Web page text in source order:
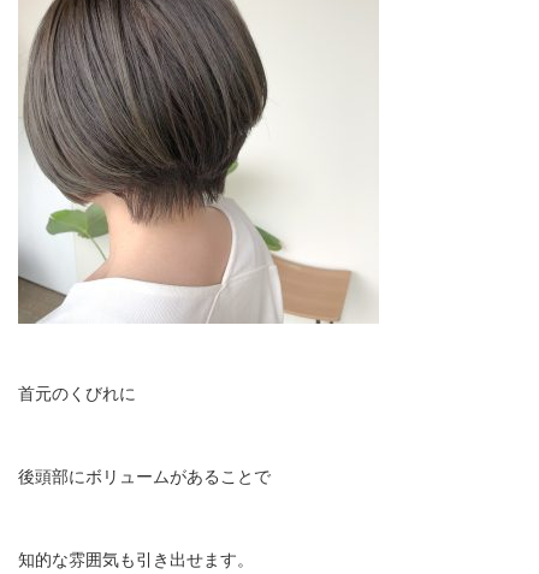
首元のくびれに
後頭部にボリュームがあることで
知的な雰囲気も引き出せます。